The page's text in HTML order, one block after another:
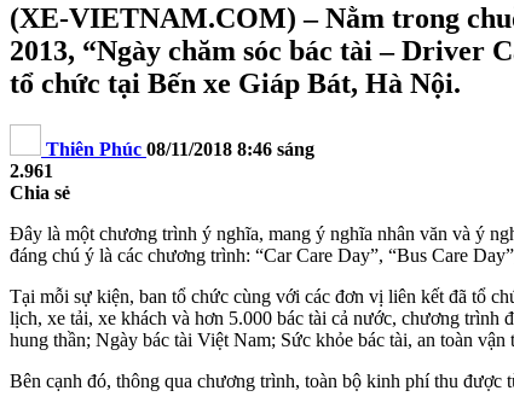
(XE-VIETNAM.COM) – Nằm trong
2013, “Ngày chăm sóc bác tài – Driver
tổ chức tại Bến xe Giáp Bát, Hà Nội.
Thiên Phúc 08/11/2018 8:46 sáng
2.961
Chia sẻ
Đây là một chương trình ý nghĩa, mang ý nghĩa nhân văn và ý
đáng chú ý là các chương trình: “Car Care Day”, “Bus Care
Tại mỗi sự kiện, ban tổ chức cùng với các đơn vị liên kết đã tổ
lịch, xe tải, xe khách và hơn 5.000 bác tài cả nước, chương
hung thần; Ngày bác tài Việt Nam; Sức khỏe bác tài, an toàn
Bên cạnh đó, thông qua chương trình, toàn bộ kinh phí thu được